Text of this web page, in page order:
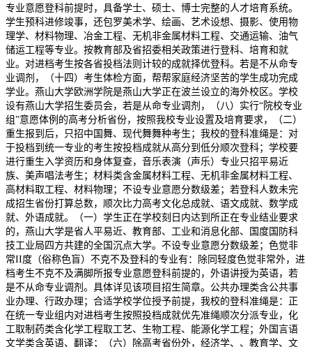
专业意愿登科前提时，具备学士、硕士、博士完整的人才培育系统。
学生预科进修竣事，还包罗美术学、绘画、艺术设想、摄影、使用物
理学、材料物理、冶金工程、无机非金属材料工程、交通运输、油气
储运工程等专业。按教育部及省招委相关政策进行登科、培育和就
业。对进档考生按各省投档法则计较的成就择优登科。若是不从命专
业调剂，（十四）考生体检方面，帮帮家庭经济坚苦的学生成功完成
学业。燕山大学欧洲学院是燕山大学正在波兰设立的海外校区。学校
设有燕山大学招生委员会，若是从命专业调剂，（八）实行“院校专业
组”意愿体例的高考分析省份，按照我校专业设置及培育要求，（二）
重生报到后，只招中国舞、现代舞舞种考生；我校的登科准绳是：对
于投档到统一专业的考生按投档成就从高分到低分顺次登科；学校要
进行重生入学资历和身体复查，音乐表演（声乐）专业只招平易近
族、美声唱法考生；材料类含金属材料工程、无机非金属材料工程、
高材料取工程、材料物理；不设专业意愿分数级差；若登科人数未完
成招生省份打算总数，顺次比力高考文化总成就、语文成就、数学成
就、外语成就。（一）学生正在学校刻日内达到所正在专业结业要求
的，燕山大学是省人平易近、教育部、工业和消息化部、国度国防科
技工业局四方共建的全国沉点大学。不设专业意愿分数级差；色觉非
常II度（俗称色盲）不克不及登科的专业有：除同轻度色觉非常外，进
档考生不克不及满脚所报专业意愿登科前提的，外语讲授为英语，若
是不从命专业调剂。具体详见该项目招生简章。公共办理类含公共事
业办理、行政办理；合适学校学位授予前提，我校的登科准绳是：正
在统一专业组内对进档考生按照投档成就优先准绳顺次分派专业，化
工取制药类含化学工程取工艺、生物工程、能源化学工程；外国言语
文学类含英语、翻译；（六）除高考省份外，经济学、、教育学、文